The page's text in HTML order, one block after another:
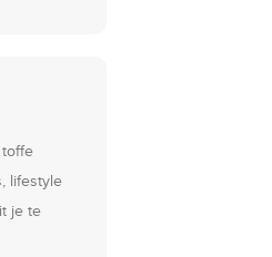
lifestyle
je te